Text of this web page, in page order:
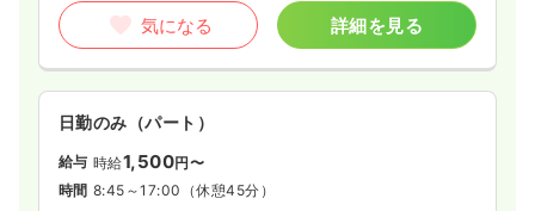
気になる 詳細を見る
日勤のみ（パート）
給与 時給1,500円〜
時間 8:45～17:00 （休憩45分）